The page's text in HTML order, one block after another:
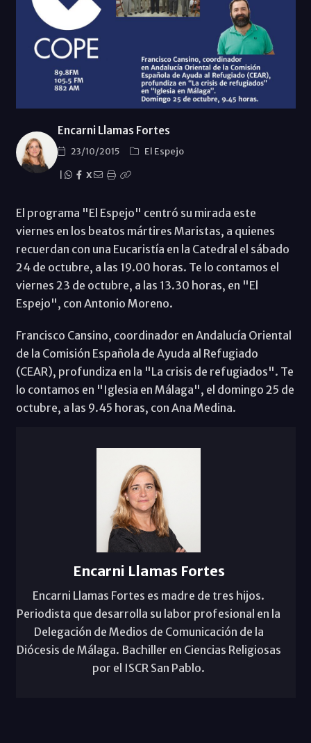
Encarni Llamas Fortes
23/10/2015
El Espejo
X
El programa "El Espejo" centró su mirada este
viernes en los beatos mártires Maristas, a quienes
recuerdan con una Eucaristía en la Catedral el sábado
24 de octubre, a las 19.00 horas. Te lo contamos el
viernes 23 de octubre, a las 13.30 horas, en "El
Espejo", con Antonio Moreno.
Francisco Cansino, coordinador en Andalucía Oriental
de la Comisión Española de Ayuda al Refugiado
(CEAR), profundiza en la "La crisis de refugiados". Te
lo contamos en "Iglesia en Málaga", el domingo 25 de
octubre, a las 9.45 horas, con Ana Medina.
Encarni Llamas Fortes
Encarni Llamas Fortes es madre de tres hijos.
Periodista que desarrolla su labor profesional en la
Delegación de Medios de Comunicación de la
Diócesis de Málaga. Bachiller en Ciencias Religiosas
por el ISCR San Pablo.